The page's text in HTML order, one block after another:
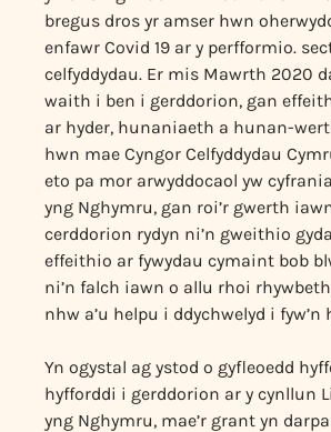
bregus dros yr amser hwn
enfawr Covid 19 ar y perfformio.
celfyddydau. Er mis Mawrth 2020
waith i ben i gerddorion, gan
ar hyder, hunaniaeth a hunan-
hwn mae Cyngor Celfyddydau
eto pa mor arwyddocaol yw
yng Nghymru, gan roi’r gwerth
cerddorion rydyn ni’n gweithio
effeithio ar fywydau cymaint bob
ni’n falch iawn o allu rhoi
nhw a’u helpu i ddychwelyd i fyw’n
Yn ogystal ag ystod o gyfleoedd
hyfforddi i gerddorion ar y cynllun
yng Nghymru, mae’r grant yn